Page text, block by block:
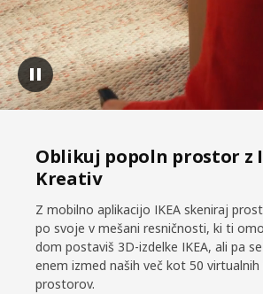
Zaustavitev videoposnetka
Oblikuj popoln prostor z
Kreativ
Z mobilno aplikacijo IKEA skeniraj
po svoje v mešani resničnosti, ki ti
dom postaviš 3D-izdelke IKEA, ali pa
enem izmed naših več kot 50 virtualnih
prostorov.